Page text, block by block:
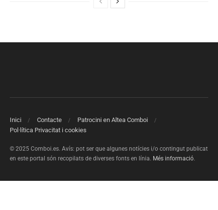
Inici Contacte
Patrocini en Altea Comboi
Pol·lítica Privacitat i cookies
© 2025 Comboi.es. Avís: pot ser que algunes notícies i/o contingut publicat
en este portal són recopilats de diverses fonts en línia. Més informació.